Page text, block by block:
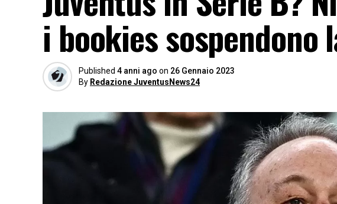
i bookies sospendono
Published 4 anni ago on 26 Gennaio 2023
By Redazione JuventusNews24